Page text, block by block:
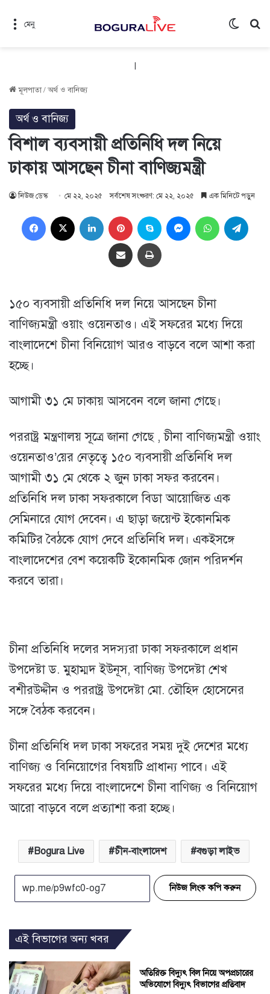
মেনু
|
মূলপাতা/অর্থ ও বানিজ্য
অর্থ ও বানিজ্য
বিশাল ব্যবসায়ী প্রতিনিধি দল নি‌য়ে
ঢাকায় আসছেন চীনা বাণিজ্যমন্ত্রী
নিউজ ডেস্ক মে ২২, ২০২৫ সর্বশেষ সংষ্করণ: মে ২২, ২০২৫ এক মিনিটে পড়ুন
Facebook LinkedIn Pinterest Skype MessengerWhatsApp
Share via Email প্রিন্ট
১৫০ ব্যবসায়ী প্রতিনিধি দল নিয়ে আসছেন চীনা
বাণিজ্যমন্ত্রী ওয়াং ওয়েনতাও। এই সফরের মধ্যে দিয়ে
বাংলাদেশে চীনা বিনিয়োগ আরও বাড়বে বলে আশা করা
হচ্ছে।
আগামী ৩১ মে ঢাকায় আসবেন বলে জানা গেছে।
পররাষ্ট্র মন্ত্রণালয় সূত্রে জানা গেছে , চীনা বাণিজ্যমন্ত্রী ওয়াং
ওয়েনতাও’য়ের নেতৃত্বে ১৫০ ব্যবসায়ী প্রতিনিধি দল
আগামী ৩১ মে থেকে ২ জুন ঢাকা সফর করবেন।
প্রতিনিধি দল ঢাকা সফরকালে বিডা আয়োজিত এক
সেমিনারে যোগ দেবেন। এ ছাড়া জয়েন্ট ইকোনমিক
কমিটির বৈঠকে যোগ দেবে প্রতিনিধি দল। একইসঙ্গে
বাংলাদেশের বেশ কয়েকটি ইকোনমিক জোন পরিদর্শন
করবে তারা।
চীনা প্রতিনিধি দলের সদস্যরা ঢাকা সফরকালে প্রধান
উপদেষ্টা ড. মুহাম্মদ ইউনূস, বাণিজ্য উপদেষ্টা শেখ
বশীরউদ্দীন ও পররাষ্ট্র উপদেষ্টা মো. তৌহিদ হোসেনের
সঙ্গে বৈঠক করবেন।
চীনা প্রতিনিধি দল ঢাকা সফরের সময় দুই দেশের মধ্যে
বাণিজ্য ও বিনিয়োগের বিষয়টি প্রাধান্য পাবে। এই
সফরের মধ্যে দিয়ে বাংলাদেশে চীনা বাণিজ্য ও বিনিয়োগ
আরো বাড়বে বলে প্রত্যাশা করা হচ্ছে।
Bogura Live চীন-বাংলাদেশ বগুড়া লাইভ
নিউজ লিংক কপি করুন
এই বিভাগের অন্য খবর
অতিরিক্ত বিদ্যুৎ বিল নিয়ে অপপ্রচারের
অভিযোগে বিদ্যুৎ বিভাগের প্রতিবাদ